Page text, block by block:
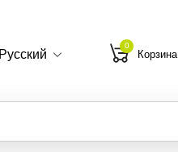
Русский
0
Корзина